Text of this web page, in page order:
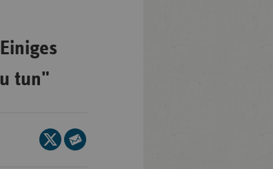
tun"
Seite
auf